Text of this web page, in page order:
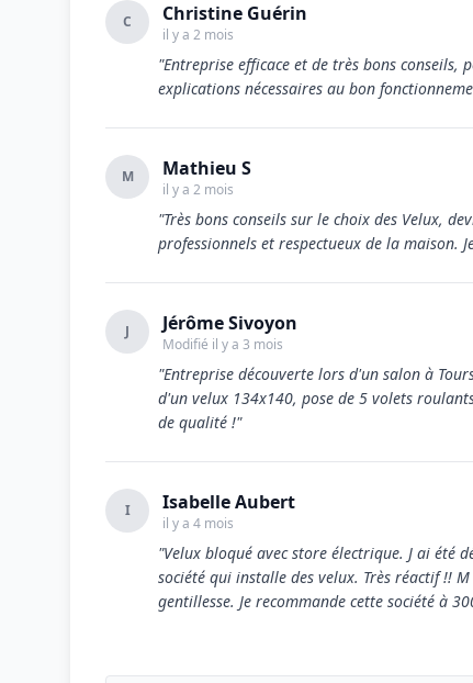
C Christine Guérin
il y a 2 mois
"Entreprise efficace et de très bons conseils,
explications nécessaires au bon
M Mathieu S
il y a 2 mois
"Très bons conseils sur le choix des Velux,
professionnels et respectueux de la maison.
J Jérôme Sivoyon
Modifié il y a 3 mois
"Entreprise découverte lors d'un salon à
d'un velux 134x140, pose de 5 volets
de qualité !"
I Isabelle Aubert
il y a 4 mois
"Velux bloqué avec store électrique. J ai été
société qui installe des velux. Très réactif !!
gentillesse. Je recommande cette société à